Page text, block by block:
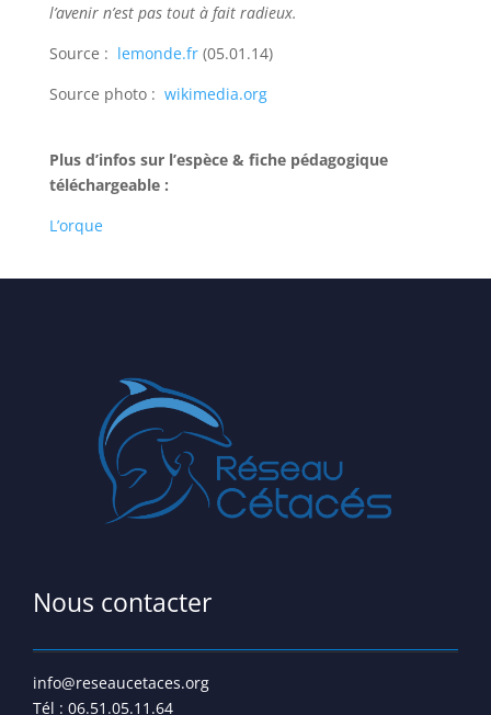
l’avenir n’est pas tout à fait radieux.
Source : lemonde.fr (05.01.14)
Source photo : wikimedia.org
Plus d’infos sur l’espèce & fiche pédagogique
téléchargeable :
L’orque
Nous contacter
info@reseaucetaces.org
Tél : 06.51.05.11.64